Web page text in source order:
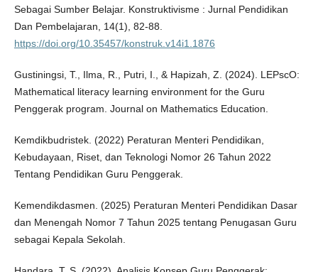
Sebagai Sumber Belajar. Konstruktivisme : Jurnal Pendidikan
Dan Pembelajaran, 14(1), 82-88.
https://doi.org/10.35457/konstruk.v14i1.1876
Gustiningsi, T., Ilma, R., Putri, I., & Hapizah, Z. (2024). LEPscO:
Mathematical literacy learning environment for the Guru
Penggerak program. Journal on Mathematics Education.
Kemdikbudristek. (2022) Peraturan Menteri Pendidikan,
Kebudayaan, Riset, dan Teknologi Nomor 26 Tahun 2022
Tentang Pendidikan Guru Penggerak.
Kemendikdasmen. (2025) Peraturan Menteri Pendidikan Dasar
dan Menengah Nomor 7 Tahun 2025 tentang Penugasan Guru
sebagai Kepala Sekolah.